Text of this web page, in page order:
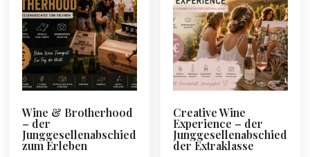
Wine & Brotherhood
– der
Junggesellenabschied
zum Erleben
Creative Wine
Experience – der
Junggesellenabschied
der Extraklasse